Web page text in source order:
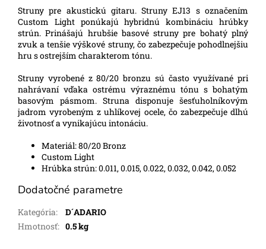
Struny pre akustickú gitaru. Struny EJ13 s označením
Custom Light ponúkajú hybridnú kombináciu hrúbky
strún. Prinášajú hrubšie basové struny pre bohatý plný
zvuk a tenšie výškové struny, čo zabezpečuje pohodlnejšiu
hru s ostrejším charakterom tónu.
Struny vyrobené z 80/20 bronzu sú často využívané pri
nahrávaní vďaka ostrému výraznému tónu s bohatým
basovým pásmom. Struna disponuje šesťuholníkovým
jadrom vyrobeným z uhlíkovej ocele, čo zabezpečuje dlhú
životnosť a vynikajúcu intonáciu.
Materiál:80/20 Bronz
Custom Light
Hrúbka strún:0.011, 0.015, 0.022, 0.032, 0.042, 0.052
Dodatočné parametre
Kategória:
D´ADARIO
Hmotnosť: 0.5 kg